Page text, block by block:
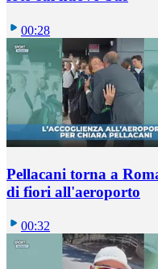
00:28
Pellacani torna a
di fiori all'aeroporto
00:32